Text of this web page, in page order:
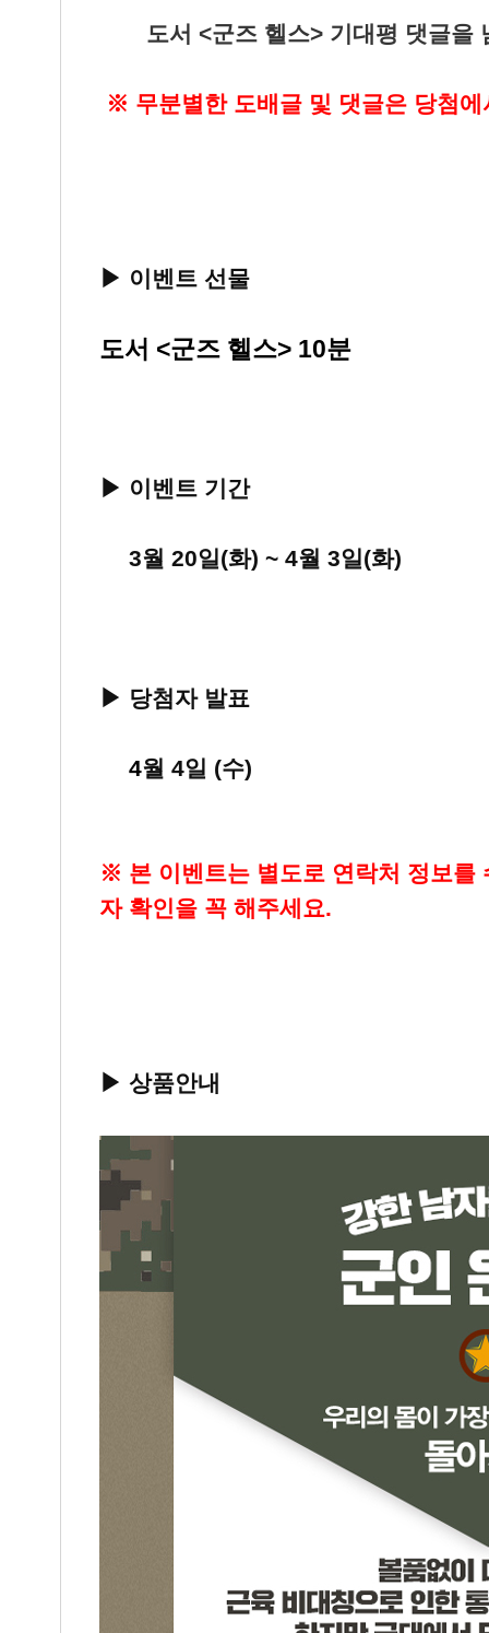
도서 <군즈 헬스> 기대평 댓글을
※ 무분별한 도배글 및 댓글은 당첨에
▶ 이벤트 선물
도서 <군즈 헬스> 10분
▶ 이벤트 기간
3월 20일(화) ~ 4월 3일(화)
▶ 당첨자 발표
4월 4일 (수)
※ 본 이벤트는 별도로 연락처 정보를
자 확인을 꼭 해주세요.
▶ 상품안내